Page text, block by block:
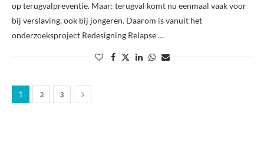
op terugvalpreventie. Maar: terugval komt nu eenmaal vaak voor
bij verslaving, ook bij jongeren. Daarom is vanuit het
onderzoeksproject Redesigning Relapse …
1 2 3